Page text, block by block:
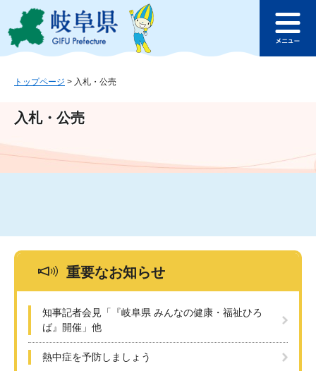
ジ
ュ
文
このページの本文へ
ュ
トップページ > 入札・公売
入札・公売
重要なお知らせ
知事記者会見「『岐阜県 みんなの健康・福祉ひろ
ば』開催」他
熱中症を予防しましょう